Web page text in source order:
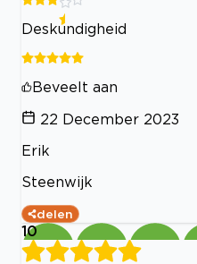
Deskundigheid
Beveelt aan
22 December 2023
Erik
Steenwijk
delen
10